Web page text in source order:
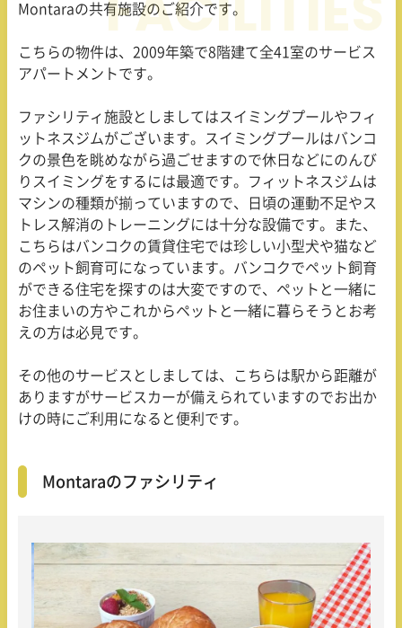
Montaraの共有施設のご紹介です。
こちらの物件は、 2009年築で8 階建て全41 室のサービス
アパートメントです。
ファシリティ施設としましてはスイミングプールやフィ
ットネスジムがございます。スイミングプールはバンコ
クの景色を眺めながら過ごせますので休日などにのんび
りスイミングをするには最適です。フィットネスジムは
マシンの種類が揃っていますので、日頃の運動不足やス
トレス解消のトレーニングには十分な設備です。また、
こちらはバンコクの賃貸住宅では珍しい小型犬や猫など
のペット飼育可になっています。バンコクでペット飼育
ができる住宅を探すのは大変ですので、ペットと一緒に
お住まいの方やこれからペットと一緒に暮らそうとお考
えの方は必見です。
その他のサービスとしましては、こちらは駅から距離が
ありますがサービスカーが備えられていますのでお出か
けの時にご利用になると便利です。
Montaraのファシリティ